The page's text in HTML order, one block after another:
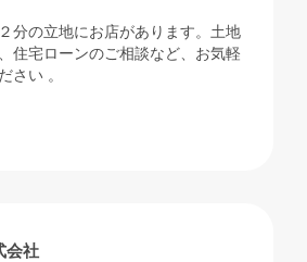
分の立地にお店があります。土地
住宅ローンのご相談など、お気軽
さい 。
リフォーム
会社